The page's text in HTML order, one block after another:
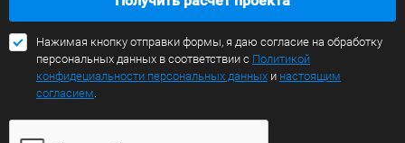
Нажимая кнопку отправки формы, я даю согласие на обработку
персональных данных в соответствии с Политикой
конфидециальности персональных данных и настоящим
согласием.